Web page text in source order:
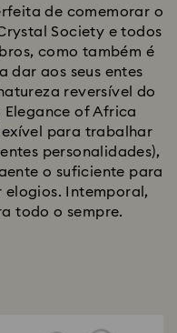
de comemorar o
Society e todos
como também é
dar aos seus entes
reversível do
Elegance of Africa
para trabalhar
personalidades),
o suficiente para
elogios. Intemporal,
todo o sempre.